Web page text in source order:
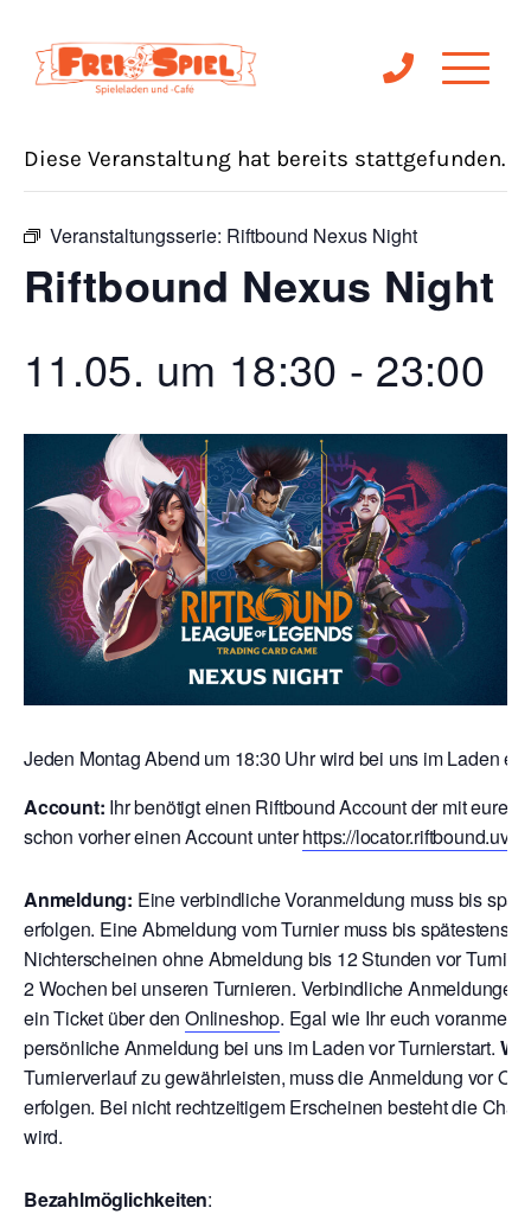
« Alle Veranstaltungen
Diese Veranstaltung hat bereits stattgefunden.
Veranstaltungsserie: Riftbound Nexus Night
Riftbound Nexus Night
11.05. um 18:30 - 23:00
Jeden Montag Abend um 18:30 Uhr wird bei uns im Laden
Account: Ihr benötigt einen Riftbound Account der mit
schon vorher einen Account unterhttps://
Anmeldung: Eine verbindliche Voranmeldung muss bis
erfolgen. Eine Abmeldung vom Turnier muss bis spätestens
Nichterscheinen ohne Abmeldung bis 12 Stunden vor
2 Wochen bei unseren Turnieren. Verbindliche Anmeldungen
ein Ticket über denOnlineshop. Egal wie Ihr euch
persönliche Anmeldung bei uns im Laden vor Turnierstart.
Turnierverlauf zu gewährleisten, muss die Anmeldung vor
erfolgen. Bei nicht rechtzeitigem Erscheinen besteht die
wird.
Bezahlmöglichkeiten: